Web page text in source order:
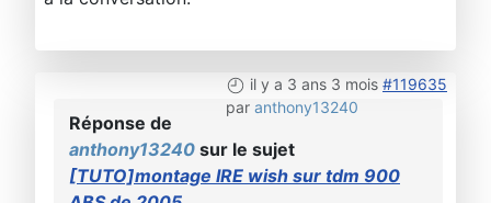
il y a 3 ans 3 mois #119635
par anthony13240
Réponse de
anthony13240 sur le sujet
[TUTO]montage IRE wish sur tdm 900